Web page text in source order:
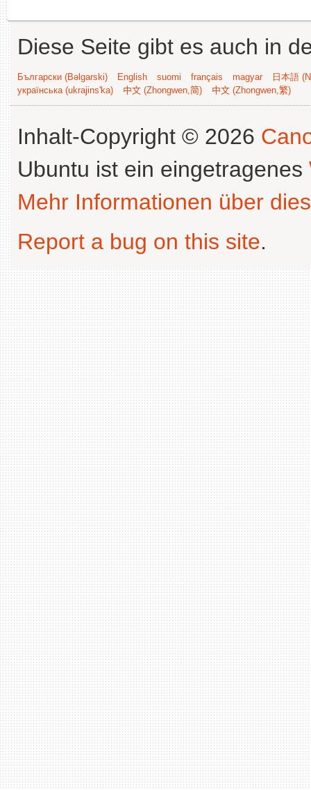
Diese Seite gibt es auch in
Български (Bəlgarski) English suomi français magyar
日本語
українська (ukrajins'ka)
中文 (Zhongwen,简) 中文 (Zhongwen,繁)
Inhalt-Copyright © 2026
Ubuntu ist ein eingetragenes
Mehr Informationen über
Report a bug on this site.